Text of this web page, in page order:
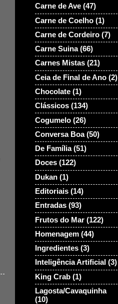
Carne de Ave (47)
Carne de Coelho (1)
Carne de Cordeiro (7)
Carne Suina (66)
Carnes Mistas (21)
Ceia de Final de Ano (2)
Chocolate (1)
Clássicos (134)
Cogumelo (26)
Conversa Boa (50)
De Família (51)
Doces (122)
Dukan (1)
Editoriais (14)
Entradas (93)
Frutos do Mar (122)
Homenagem (44)
Ingredientes (3)
Inteligência Artificial (3)
King Crab (1)
Lagosta/Cavaquinha
(10)